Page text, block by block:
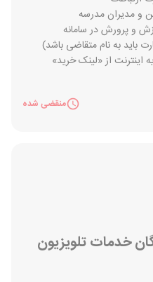
و مدیران مدرسه
و پرورش در سامانه
باید به نام متقاضی باشد)
اینترنت از «لینک خرید»
منقضی شده
100% رایگان خدمات تلویزیون